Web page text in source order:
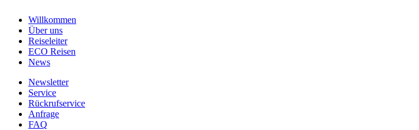
Willkommen
Über uns
Reiseleiter
ECO Reisen
News
Newsletter
Service
Rückrufservice
Anfrage
FAQ